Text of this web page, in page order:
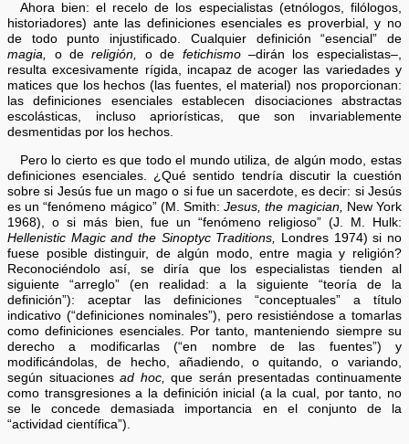
Ahora bien: el recelo de los especialistas (etnólogos, filólogos,
historiadores) ante las definiciones esenciales es proverbial, y no
de todo punto injustificado. Cualquier definición “esencial” de
magia, o dereligión, o de fetichismo–dirán los especialistas–,
resulta excesivamente rígida, incapaz de acoger las variedades y
matices que los hechos (las fuentes, el material) nos proporcionan:
las definiciones esenciales establecen disociaciones abstractas
escolásticas, incluso apriorísticas, que son invariablemente
desmentidas por los hechos.
Pero lo cierto es que todo el mundo utiliza, de algún modo, estas
definiciones esenciales. ¿Qué sentido tendría discutir la cuestión
sobre si Jesús fue un mago o si fue un sacerdote, es decir: si Jesús
es un “fenómeno mágico” (M. Smith:Jesus, the magician,
New York
1968), o si más bien, fue un “fenómeno religioso” (J. M. Hulk:
Hellenistic Magic and the Sinoptyc Traditions,
Londres 1974) si no
fuese posible distinguir, de algún modo, entre magia y religión?
Reconociéndolo así, se diría que los especialistas tienden al
siguiente “arreglo” (en realidad: a la siguiente “teoría de la
definición”): aceptar las definiciones “conceptuales” a título
indicativo (“definiciones nominales”), pero resistiéndose a tomarlas
como definiciones esenciales. Por tanto, manteniendo siempre su
derecho a modificarlas (“en nombre de las fuentes”) y
modificándolas, de hecho, añadiendo, o quitando, o variando,
según situacionesad hoc,
que serán presentadas continuamente
como transgresiones a la definición inicial (a la cual, por tanto, no
se le concede demasiada importancia en el conjunto de la
“actividad científica”).